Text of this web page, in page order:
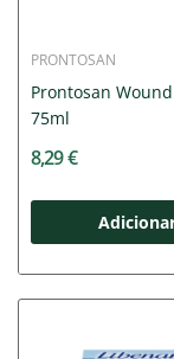
PRONTOSAN
Prontosan
75ml
8,29 €